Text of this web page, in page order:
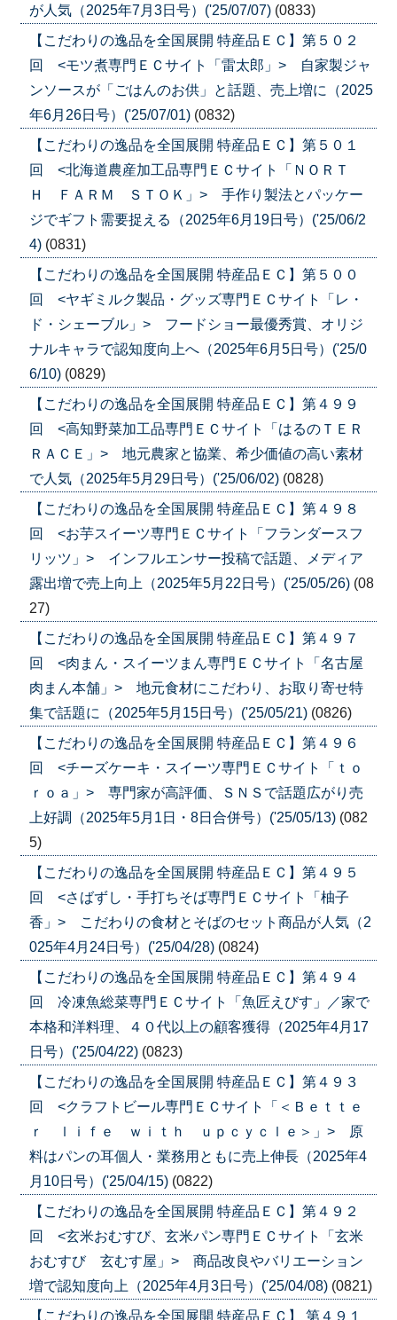
が人気（2025年7月3日号）('25/07/07) (0833)
【こだわりの逸品を全国展開 特産品ＥＣ】第５０２
回 <モツ煮専門ＥＣサイト「雷太郎」> 自家製ジャ
ンソースが「ごはんのお供」と話題、売上増に（2025
年6月26日号）('25/07/01) (0832)
【こだわりの逸品を全国展開 特産品ＥＣ】第５０１
回 <北海道農産加工品専門ＥＣサイト「ＮＯＲＴ
Ｈ ＦＡＲＭ ＳＴＯＫ」> 手作り製法とパッケー
ジでギフト需要捉える（2025年6月19日号）('25/06/2
4) (0831)
【こだわりの逸品を全国展開 特産品ＥＣ】第５００
回 <ヤギミルク製品・グッズ専門ＥＣサイト「レ・
ド・シェーブル」> フードショー最優秀賞、オリジ
ナルキャラで認知度向上へ（2025年6月5日号）('25/0
6/10) (0829)
【こだわりの逸品を全国展開 特産品ＥＣ】第４９９
回 <高知野菜加工品専門ＥＣサイト「はるのＴＥＲ
ＲＡＣＥ」> 地元農家と協業、希少価値の高い素材
で人気（2025年5月29日号）('25/06/02) (0828)
【こだわりの逸品を全国展開 特産品ＥＣ】第４９８
回 <お芋スイーツ専門ＥＣサイト「フランダースフ
リッツ」> インフルエンサー投稿で話題、メディア
露出増で売上向上（2025年5月22日号）('25/05/26) (08
27)
【こだわりの逸品を全国展開 特産品ＥＣ】第４９７
回 <肉まん・スイーツまん専門ＥＣサイト「名古屋
肉まん本舗」> 地元食材にこだわり、お取り寄せ特
集で話題に（2025年5月15日号）('25/05/21) (0826)
【こだわりの逸品を全国展開 特産品ＥＣ】第４９６
回 <チーズケーキ・スイーツ専門ＥＣサイト「ｔｏ
ｒｏａ」> 専門家が高評価、ＳＮＳで話題広がり売
上好調（2025年5月1日・8日合併号）('25/05/13) (082
5)
【こだわりの逸品を全国展開 特産品ＥＣ】第４９５
回 <さばずし・手打ちそば専門ＥＣサイト「柚子
香」> こだわりの食材とそばのセット商品が人気（2
025年4月24日号）('25/04/28) (0824)
【こだわりの逸品を全国展開 特産品ＥＣ】第４９４
回 冷凍魚総菜専門ＥＣサイト「魚匠えびす」／家で
本格和洋料理、４０代以上の顧客獲得（2025年4月17
日号）('25/04/22) (0823)
【こだわりの逸品を全国展開 特産品ＥＣ】第４９３
回 <クラフトビール専門ＥＣサイト「＜Ｂｅｔｔｅ
ｒ ｌｉｆｅ ｗｉｔｈ ｕｐｃｙｃｌｅ＞」> 原
料はパンの耳個人・業務用ともに売上伸長（2025年4
月10日号）('25/04/15) (0822)
【こだわりの逸品を全国展開 特産品ＥＣ】第４９２
回 <玄米おむすび、玄米パン専門ＥＣサイト「玄米
おむすび 玄むす屋」> 商品改良やバリエーション
増で認知度向上（2025年4月3日号）('25/04/08) (0821)
【こだわりの逸品を全国展開 特産品ＥＣ】 第４９１